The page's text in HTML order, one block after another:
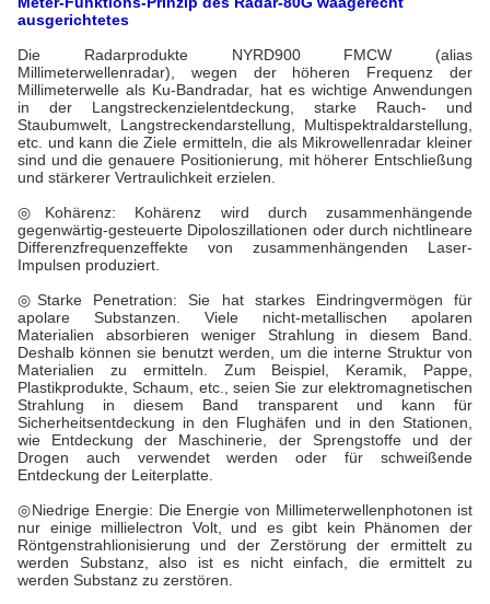
ausgerichtetes
Die Radarprodukte NYRD900 FMCW (alias
Millimeterwellenradar), wegen der höheren Frequenz der
Millimeterwelle als Ku-Bandradar, hat es wichtige Anwendungen
in der Langstreckenzielentdeckung, starke Rauch- und
Staubumwelt, Langstreckendarstellung, Multispektraldarstellung,
etc. und kann die Ziele ermitteln, die als Mikrowellenradar kleiner
sind und die genauere Positionierung, mit höherer Entschließung
und stärkerer Vertraulichkeit erzielen.
◎Kohärenz: Kohärenz wird durch zusammenhängende
gegenwärtig-gesteuerte Dipoloszillationen oder durch nichtlineare
Differenzfrequenzeffekte von zusammenhängenden Laser-
Impulsen produziert.
◎Starke Penetration: Sie hat starkes Eindringvermögen für
apolare Substanzen. Viele nicht-metallischen apolaren
Materialien absorbieren weniger Strahlung in diesem Band.
Deshalb können sie benutzt werden, um die interne Struktur von
Materialien zu ermitteln. Zum Beispiel, Keramik, Pappe,
Plastikprodukte, Schaum, etc., seien Sie zur elektromagnetischen
Strahlung in diesem Band transparent und kann für
Sicherheitsentdeckung in den Flughäfen und in den Stationen,
wie Entdeckung der Maschinerie, der Sprengstoffe und der
Drogen auch verwendet werden oder für schweißende
Entdeckung der Leiterplatte.
◎Niedrige Energie: Die Energie von Millimeterwellenphotonen ist
nur einige millielectron Volt, und es gibt kein Phänomen der
Röntgenstrahlionisierung und der Zerstörung der ermittelt zu
werden Substanz, also ist es nicht einfach, die ermittelt zu
werden Substanz zu zerstören.